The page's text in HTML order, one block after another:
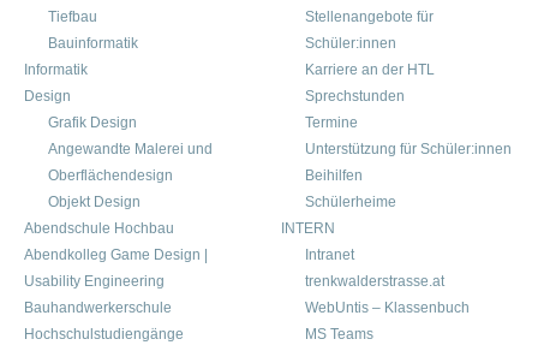
Tiefbau
Bauinformatik
Informatik
Design
Grafik Design
Angewandte Malerei und
Oberflächendesign
Objekt Design
Abendschule Hochbau
Abendkolleg Game Design |
Usability Engineering
Bauhandwerkerschule
Hochschulstudiengänge
Stellenangebote für
Schüler:innen
Karriere an der HTL
Sprechstunden
Termine
Unterstützung für Schüler:innen
Beihilfen
Schülerheime
INTERN
Intranet
trenkwalderstrasse.at
WebUntis – Klassenbuch
MS Teams